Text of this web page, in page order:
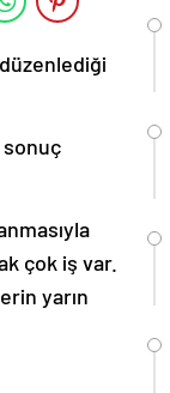
çok iş var.
yarın